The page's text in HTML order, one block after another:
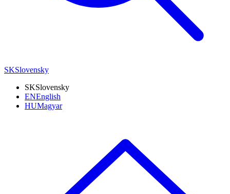
SKSlovensky
SKSlovensky
ENEnglish
HUMagyar